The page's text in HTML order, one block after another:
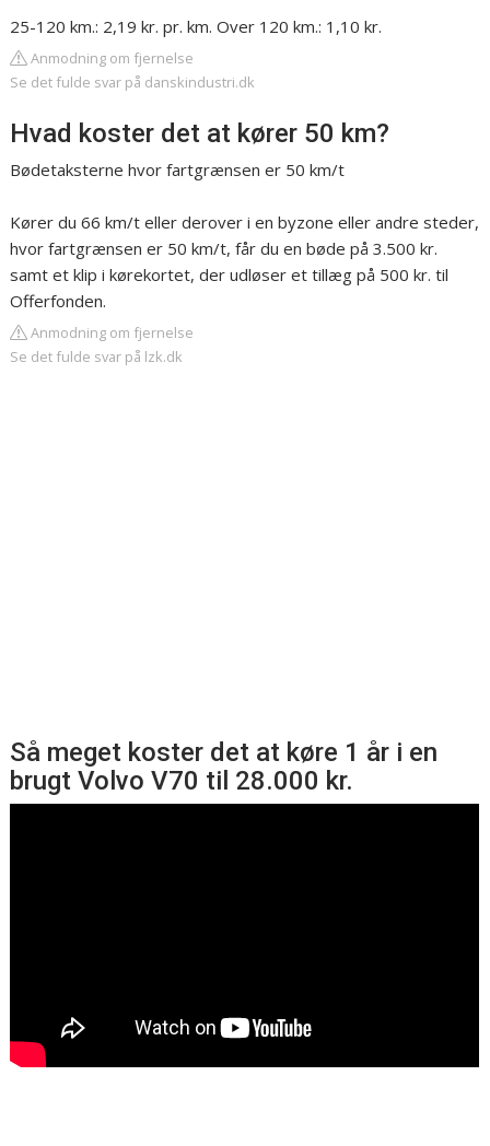
25-120 km.: 2,19 kr. pr. km. Over 120 km.: 1,10 kr.
Anmodning om fjernelse
Se det fulde svar på danskindustri.dk
Hvad koster det at kører 50 km?
Bødetaksterne hvor fartgrænsen er 50 km/t
Kører du 66 km/t eller derover i en byzone eller andre steder,
hvor fartgrænsen er 50 km/t, får du en bøde på 3.500 kr.
samt et klip i kørekortet, der udløser et tillæg på 500 kr. til
Offerfonden.
Anmodning om fjernelse
Se det fulde svar på lzk.dk
Så meget koster det at køre 1 år i en
brugt Volvo V70 til 28.000 kr.